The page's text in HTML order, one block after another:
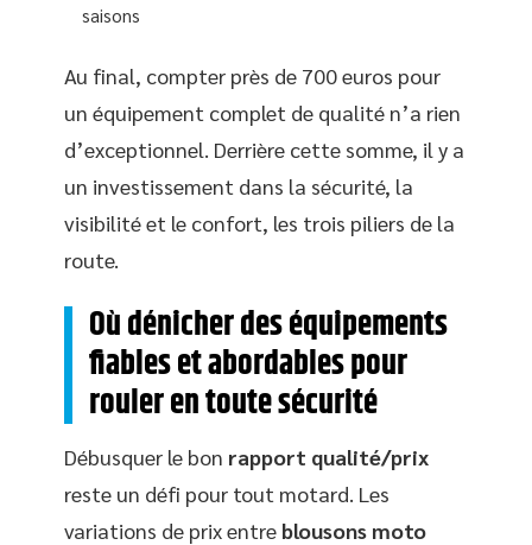
saisons
Au final, compter près de 700 euros pour
un équipement complet de qualité n’a rien
d’exceptionnel. Derrière cette somme, il y a
un investissement dans la sécurité, la
visibilité et le confort, les trois piliers de la
route.
Où dénicher des équipements
fiables et abordables pour
rouler en toute sécurité
Débusquer le bon rapport qualité/prix
reste un défi pour tout motard. Les
variations de prix entre blousons moto